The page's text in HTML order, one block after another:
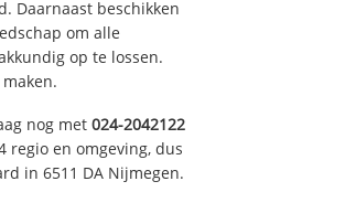
Daarnaast beschikken
om alle
op te lossen.
nog met 024-2042122
regio en omgeving, dus
in 6511 DA Nijmegen.